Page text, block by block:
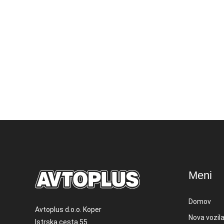
Avtoplus d.o.o. Koper
Istrska cesta 55
Meni
Domov
Nova vozila